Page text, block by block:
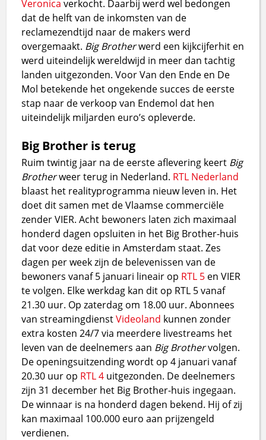
Veronica verkocht. Daarbij werd wel bedongen
dat de helft van de inkomsten van de
reclamezendtijd naar de makers werd
overgemaakt. Big Brotherwerd een kijkcijferhit en
werd uiteindelijk wereldwijd in meer dan tachtig
landen uitgezonden. Voor Van den Ende en De
Mol betekende het ongekende succes de eerste
stap naar de verkoop van Endemol dat hen
uiteindelijk miljarden euro’s opleverde.
Big Brother is terug
Ruim twintig jaar na de eerste aflevering keert Big
Brotherweer terug in Nederland. RTL Nederland
blaast het realityprogramma nieuw leven in. Het
doet dit samen met de Vlaamse commerciële
zender VIER. Acht bewoners laten zich maximaal
honderd dagen opsluiten in het Big Brother-huis
dat voor deze editie in Amsterdam staat. Zes
dagen per week zijn de belevenissen van de
bewoners vanaf 5 januari lineair op RTL 5 en VIER
te volgen. Elke werkdag kan dit op RTL 5 vanaf
21.30 uur. Op zaterdag om 18.00 uur. Abonnees
van streamingdienstVideoland kunnen zonder
extra kosten 24/7 via meerdere livestreams het
leven van de deelnemers aan Big Brothervolgen.
De openingsuitzending wordt op 4 januari vanaf
20.30 uur op RTL 4 uitgezonden. De deelnemers
zijn 31 december het Big Brother-huis ingegaan.
De winnaar is na honderd dagen bekend. Hij of zij
kan maximaal 100.000 euro aan prijzengeld
verdienen.